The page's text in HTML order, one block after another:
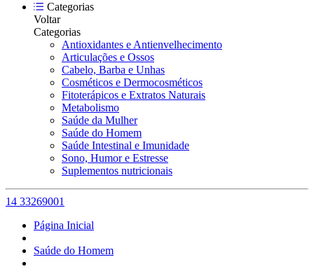
Categorias
Voltar
Categorias
Antioxidantes e Antienvelhecimento
Articulações e Ossos
Cabelo, Barba e Unhas
Cosméticos e Dermocosméticos
Fitoterápicos e Extratos Naturais
Metabolismo
Saúde da Mulher
Saúde do Homem
Saúde Intestinal e Imunidade
Sono, Humor e Estresse
Suplementos nutricionais
14 33269001
Página Inicial
Saúde do Homem